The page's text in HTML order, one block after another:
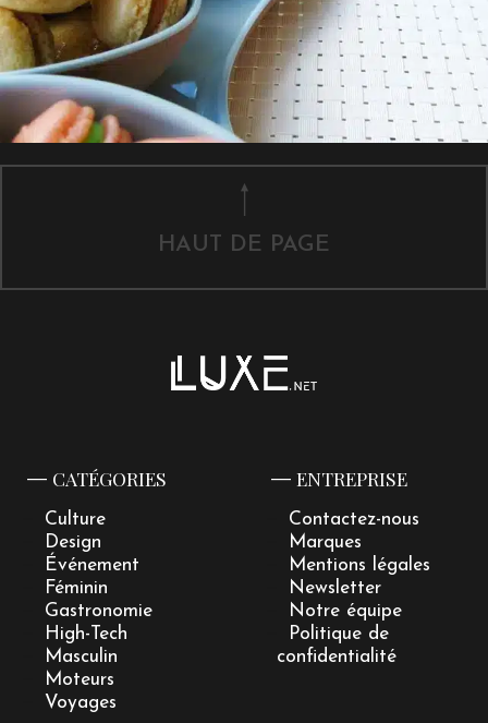
HAUT DE PAGE
CATÉGORIES
Culture
Design
Événement
Féminin
Gastronomie
High-Tech
Masculin
Moteurs
Voyages
ENTREPRISE
Contactez-nous
Marques
Mentions légales
Newsletter
Notre équipe
Politique de
confidentialité